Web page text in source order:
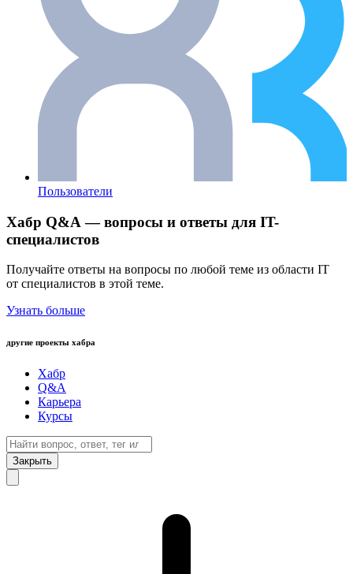
Пользователи
Хабр Q&A — вопросы и ответы для IT-
специалистов
Получайте ответы на вопросы по любой теме из области IT
от специалистов в этой теме.
Узнать больше
другие проекты хабра
Хабр
Q&A
Карьера
Курсы
Закрыть